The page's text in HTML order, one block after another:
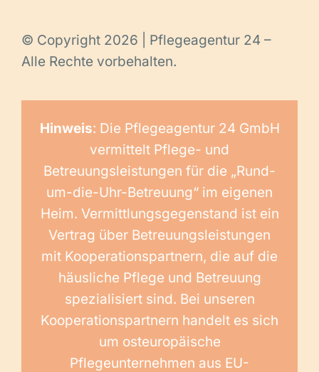
© Copyright 2026 | Pflegeagentur 24 –
Alle Rechte vorbehalten.
Hinweis: Die Pflegeagentur 24 GmbH
vermittelt Pflege- und
Betreuungsleistungen für die „Rund-
um-die-Uhr-Betreuung“ im eigenen
Heim. Vermittlungsgegenstand ist ein
Vertrag über Betreuungsleistungen
mit Kooperationspartnern, die auf die
häusliche Pflege und Betreuung
spezialisiert sind. Bei unseren
Kooperationspartnern handelt es sich
um osteuropäische
Pflegeunternehmen aus EU-